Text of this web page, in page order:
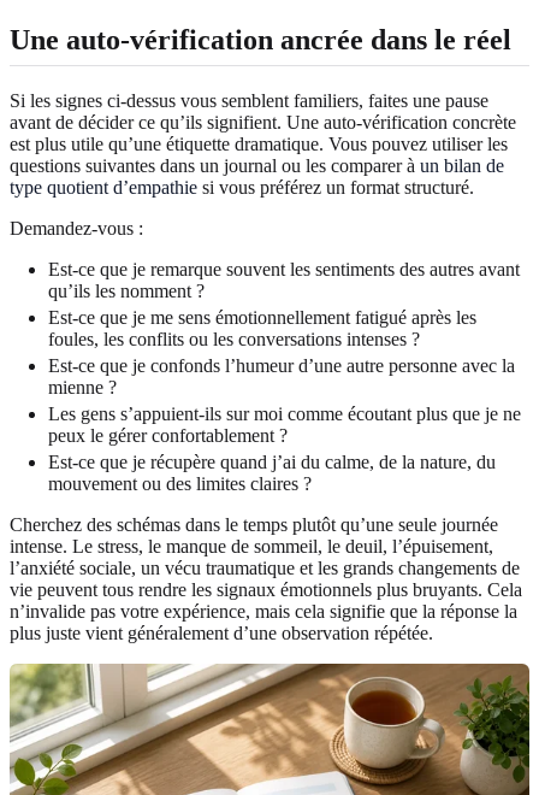
Une auto-vérification ancrée dans le réel
Si les signes ci-dessus vous semblent familiers, faites une pause
avant de décider ce qu’ils signifient. Une auto-vérification concrète
est plus utile qu’une étiquette dramatique. Vous pouvez utiliser les
questions suivantes dans un journal ou les comparer à un bilan de
type quotient d’empathie si vous préférez un format structuré.
Demandez-vous :
Est-ce que je remarque souvent les sentiments des autres avant
qu’ils les nomment ?
Est-ce que je me sens émotionnellement fatigué après les
foules, les conflits ou les conversations intenses ?
Est-ce que je confonds l’humeur d’une autre personne avec la
mienne ?
Les gens s’appuient-ils sur moi comme écoutant plus que je ne
peux le gérer confortablement ?
Est-ce que je récupère quand j’ai du calme, de la nature, du
mouvement ou des limites claires ?
Cherchez des schémas dans le temps plutôt qu’une seule journée
intense. Le stress, le manque de sommeil, le deuil, l’épuisement,
l’anxiété sociale, un vécu traumatique et les grands changements de
vie peuvent tous rendre les signaux émotionnels plus bruyants. Cela
n’invalide pas votre expérience, mais cela signifie que la réponse la
plus juste vient généralement d’une observation répétée.